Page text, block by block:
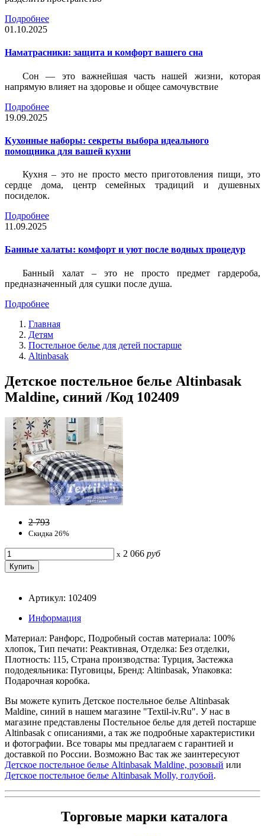
Подробнее
01.10.2025
Наматрасники: защита и комфорт вашего сна
Сон — это важнейшая часть нашей жизни, которая
напрямую влияет на здоровье и общее самочувствие
Подробнее
19.09.2025
Кухонные наборы: секреты выбора идеального
помощника для вашей кухни
Кухня – это не просто место приготовления пищи, это
сердце дома, центр семейных традиций и душевных
посиделок.
Подробнее
11.09.2025
Банные халаты: комфорт и уют после водных процедур
Банный халат – это не просто предмет гардероба,
предназначенный для сушки после душа.
Подробнее
Главная
Детям
Постельное белье для детей постарше
Altinbasak
Детское постельное белье Altinbasak
Maldine, синий /Код 102409
2 793
Скидка 26%
x 2 066 руб
Артикул: 102409
Информация
Материал: Ранфорс, Подробный состав материала: 100%
хлопок, Тип печати: Реактивная, Отделка: Без отделки,
Плотность: 115, Страна производства: Турция, Застежка
пододеяльника: Пуговицы, Бренд: Altinbasak, Упаковка:
Подарочная коробка.
Вы можете купить Детское постельное белье Altinbasak
Maldine, синий в нашем магазине "Textil-iv.Ru". У нас в
магазине представлены Постельное белье для детей постарше
Altinbasak с описаниями, а так же подробные характеристики
и фотографии. Все товары мы предлагаем с гарантией и
доставкой по России. Возможно Вас так же заинтересуют
Детское постельное белье Altinbasak Maldine, розовый или
Детское постельное белье Altinbasak Molly, голубой.
Торговые марки каталога